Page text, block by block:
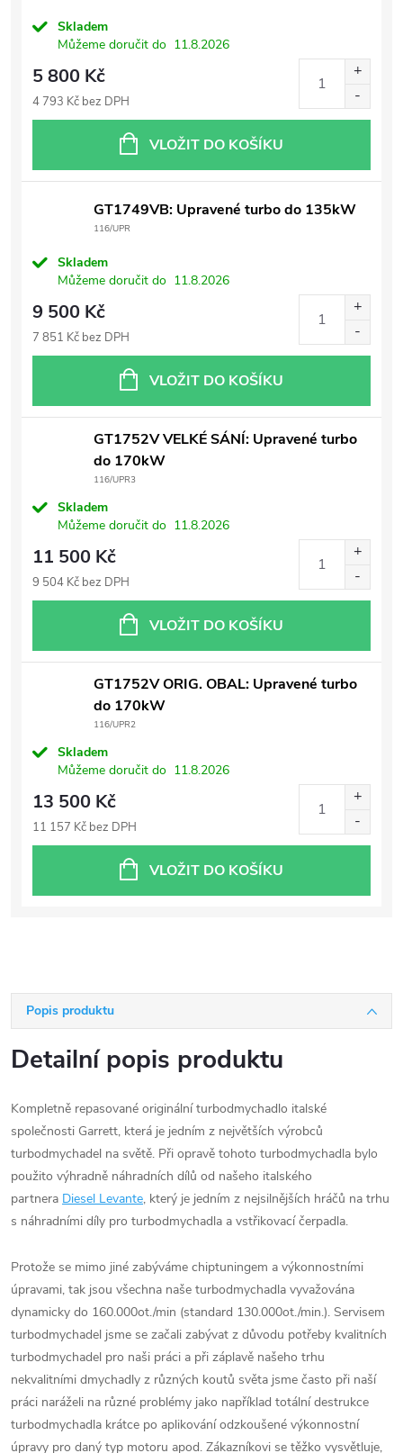
Skladem
Můžeme doručit do 11.8.2026
5 800 Kč
4 793 Kč bez DPH
VLOŽIT DO KOŠÍKU
GT1749VB: Upravené turbo do 135kW
116/UPR
Skladem
Můžeme doručit do 11.8.2026
9 500 Kč
7 851 Kč bez DPH
VLOŽIT DO KOŠÍKU
GT1752V VELKÉ SÁNÍ: Upravené turbo
do 170kW
116/UPR3
Skladem
Můžeme doručit do 11.8.2026
11 500 Kč
9 504 Kč bez DPH
VLOŽIT DO KOŠÍKU
GT1752V ORIG. OBAL: Upravené turbo
do 170kW
116/UPR2
Skladem
Můžeme doručit do 11.8.2026
13 500 Kč
11 157 Kč bez DPH
VLOŽIT DO KOŠÍKU
Popis produktu
Detailní popis produktu
Kompletně repasované originální turbodmychadlo italské
společnosti Garrett, která je jedním z největších výrobců
turbodmychadel na světě. Při opravě tohoto turbodmychadla bylo
použito výhradně náhradních dílů od našeho italského
partnera Diesel Levante, který je jedním z nejsilnějších hráčů na trhu
s náhradními díly pro turbodmychadla a vstřikovací čerpadla.
Protože se mimo jiné zabýváme chiptuningem a výkonnostními
úpravami, tak jsou všechna naše turbodmychadla vyvažována
dynamicky do 160.000ot./min (standard 130.000ot./min.). Servisem
turbodmychadel jsme se začali zabývat z důvodu potřeby kvalitních
turbodmychadel pro naši práci a při záplavě našeho trhu
nekvalitními dmychadly z různých koutů světa jsme často při naší
práci naráželi na různé problémy jako například totální destrukce
turbodmychadla krátce po aplikování odzkoušené výkonnostní
úpravy pro daný typ motoru apod. Zákazníkovi se těžko vysvětluje,